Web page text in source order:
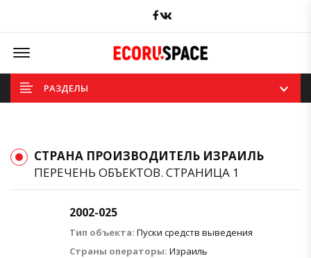
Facebook
Offcanvas Menu Open
РАЗДЕЛЫ
СТРАНА ПРОИЗВОДИТЕЛЬ ИЗРАИЛЬ
ПЕРЕЧЕНЬ ОБЪЕКТОВ. СТРАНИЦА 1
2002-025
Тип объекта: Пуски средств выведения
Страны операторы: Израиль